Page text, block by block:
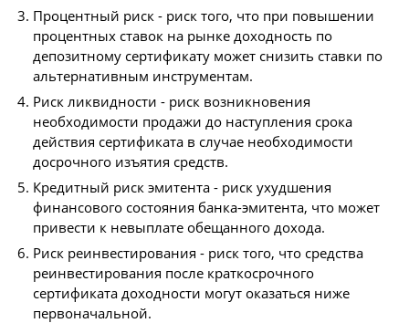
Процентный риск - риск того, что при повышении
процентных ставок на рынке доходность по
депозитному сертификату может снизить ставки по
альтернативным инструментам.
Риск ликвидности - риск возникновения
необходимости продажи до наступления срока
действия сертификата в случае необходимости
досрочного изъятия средств.
Кредитный риск эмитента - риск ухудшения
финансового состояния банка-эмитента, что может
привести к невыплате обещанного дохода.
Риск реинвестирования - риск того, что средства
реинвестирования после краткосрочного
сертификата доходности могут оказаться ниже
первоначальной.